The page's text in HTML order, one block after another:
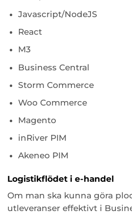
Javascript/NodeJS
React
M3
Business Central
Storm Commerce
Woo Commerce
Magento
inRiver PIM
Akeneo PIM
Logistikflödet i e-handel
Om man ska kunna göra
utleveranser effektivt i